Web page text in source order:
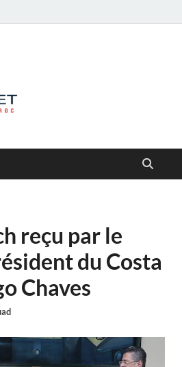
reçu par le
du Costa
Chaves